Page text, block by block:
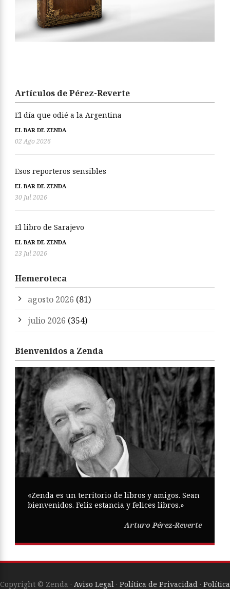
Artículos de Pérez-Reverte
El día que odié a la Argentina
EL BAR DE ZENDA
02 Ago 2026
Esos reporteros sensibles
EL BAR DE ZENDA
30 Jul 2026
El libro de Sarajevo
EL BAR DE ZENDA
23 Jul 2026
Hemeroteca
agosto 2026 (81)
julio 2026 (354)
Bienvenidos a Zenda
«Zenda es un territorio de libros y amigos. Sean
bienvenidos. Feliz estancia y felices libros.»
Arturo Pérez-Reverte
Copyright © Zenda · Aviso Legal · Política de Privacidad · Política